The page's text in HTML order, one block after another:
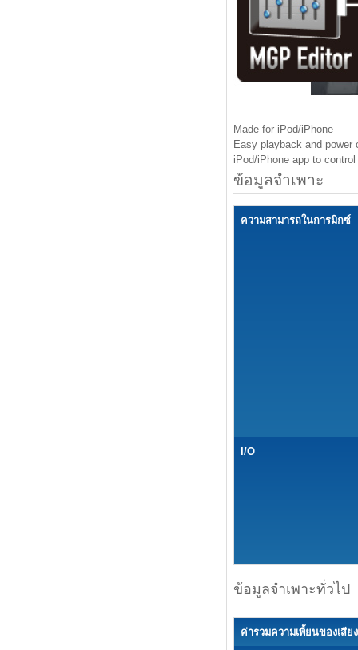
Made for iPod/iPhone
Easy playback and power
iPod/iPhone app to
ข้อมูลจำเพาะ
ความสามารถในการมิกซ์
I/O
ข้อมูลจำเพาะทั่วไป
ค่ารวมความเพี้ยนของเสียง